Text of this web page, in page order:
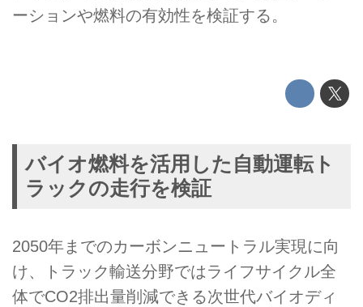
ーションや燃料の有効性を検証する。
バイオ燃料を活用した自動運転ト
ラックの走行を検証
2050年までのカーボンニュートラル実現に向
け、トラック輸送分野ではライフサイクル全
体でCO2排出量削減できる次世代バイオディ